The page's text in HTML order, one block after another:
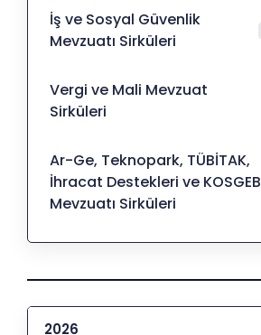
İş ve Sosyal Güvenlik
Mevzuatı Sirküleri
Vergi ve Mali Mevzuat
Sirküleri
Ar-Ge, Teknopark, TÜBİTAK,
İhracat Destekleri ve KOSGEB
Mevzuatı Sirküleri
2026